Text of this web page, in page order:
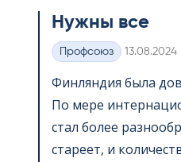
Нужны все
Категории
Профсоюз Kirjoitettu
13.08.2024
Финляндия была
По мере
стал более
стареет, и